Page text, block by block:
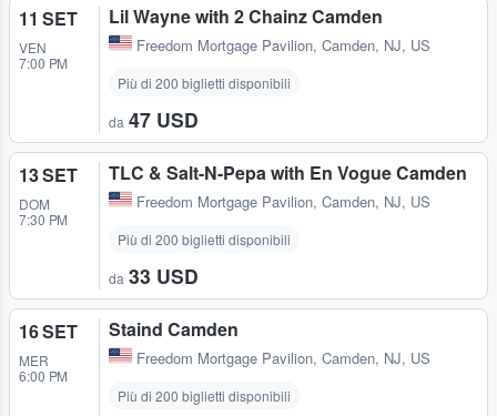
11 SET
VEN
7:00 PM
Lil Wayne with 2 Chainz Camden
Freedom Mortgage Pavilion, Camden, NJ, US
Più di 200 biglietti disponibili
da 47 USD
13 SET
DOM
7:30 PM
TLC & Salt-N-Pepa with En Vogue Camden
Freedom Mortgage Pavilion, Camden, NJ, US
Più di 200 biglietti disponibili
da 33 USD
16 SET
MER
6:00 PM
Staind Camden
Freedom Mortgage Pavilion, Camden, NJ, US
Più di 200 biglietti disponibili